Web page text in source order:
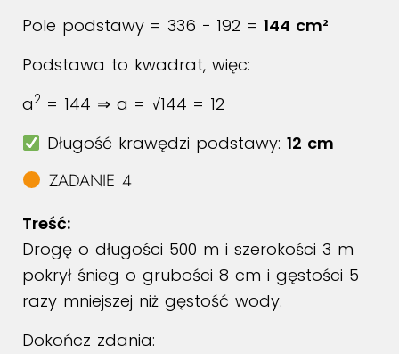
Pole podstawy = 336 − 192 = 144 cm²
Podstawa to kwadrat, więc:
a2 = 144 ⇒ a = √144 = 12
Długość krawędzi podstawy: 12 cm
ZADANIE 4
Treść:
Drogę o długości 500 m i szerokości 3 m
pokrył śnieg o grubości 8 cm i gęstości 5
razy mniejszej niż gęstość wody.
Dokończ zdania: